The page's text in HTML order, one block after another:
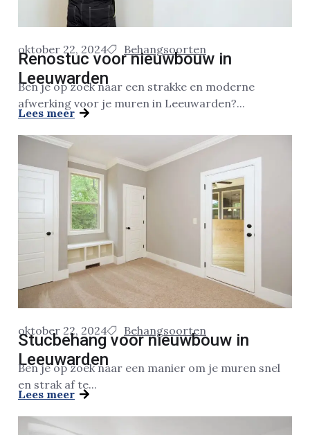
oktober 22, 2024 Behangsoorten
Renostuc voor nieuwbouw in
Leeuwarden
Ben je op zoek naar een strakke en moderne
afwerking voor je muren in Leeuwarden?...
Lees meer
oktober 22, 2024 Behangsoorten
Stucbehang voor nieuwbouw in
Leeuwarden
Ben je op zoek naar een manier om je muren snel
en strak af te...
Lees meer